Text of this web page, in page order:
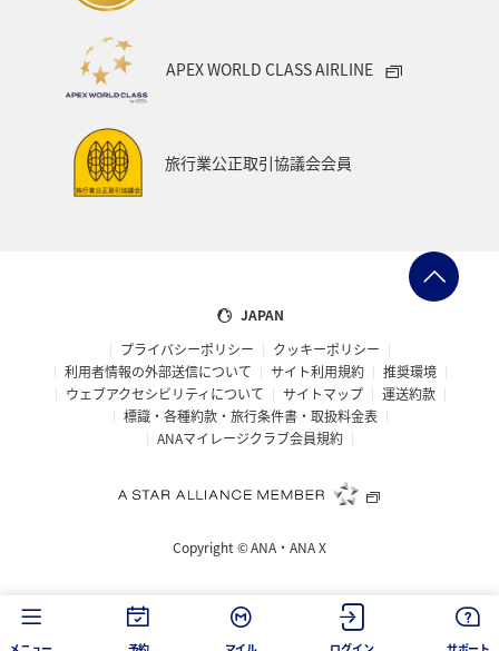
APEX WORLD CLASS AIRLINE
旅行業公正取引協議会会員
JAPAN
プライバシーポリシー
クッキーポリシー
利用者情報の外部送信について
サイト利用規約
推奨環境
ウェブアクセシビリティについて
サイトマップ
運送約款
標識・各種約款・旅行条件書・取扱料金表
ANAマイレージクラブ会員規約
Copyright ©ANA・ANA X